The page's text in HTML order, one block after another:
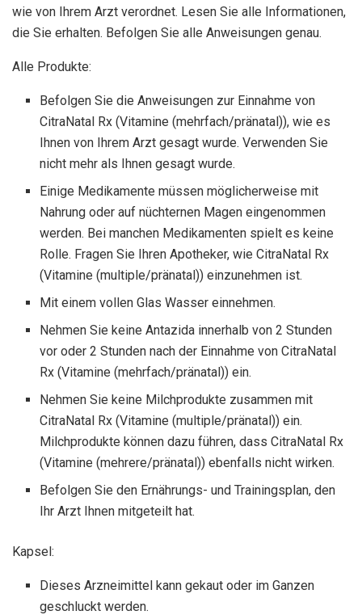
wie von Ihrem Arzt verordnet. Lesen Sie alle Informationen,
die Sie erhalten. Befolgen Sie alle Anweisungen genau.
Alle Produkte:
Befolgen Sie die Anweisungen zur Einnahme von
CitraNatal Rx (Vitamine (mehrfach/pränatal)), wie es
Ihnen von Ihrem Arzt gesagt wurde. Verwenden Sie
nicht mehr als Ihnen gesagt wurde.
Einige Medikamente müssen möglicherweise mit
Nahrung oder auf nüchternen Magen eingenommen
werden. Bei manchen Medikamenten spielt es keine
Rolle. Fragen Sie Ihren Apotheker, wie CitraNatal Rx
(Vitamine (multiple/pränatal)) einzunehmen ist.
Mit einem vollen Glas Wasser einnehmen.
Nehmen Sie keine Antazida innerhalb von 2 Stunden
vor oder 2 Stunden nach der Einnahme von CitraNatal
Rx (Vitamine (mehrfach/pränatal)) ein.
Nehmen Sie keine Milchprodukte zusammen mit
CitraNatal Rx (Vitamine (multiple/pränatal)) ein.
Milchprodukte können dazu führen, dass CitraNatal Rx
(Vitamine (mehrere/pränatal)) ebenfalls nicht wirken.
Befolgen Sie den Ernährungs- und Trainingsplan, den
Ihr Arzt Ihnen mitgeteilt hat.
Kapsel:
Dieses Arzneimittel kann gekaut oder im Ganzen
geschluckt werden.